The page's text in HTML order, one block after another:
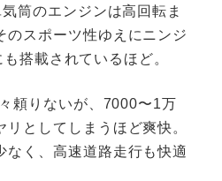
筒のエンジンは高回転ま
のスポーツ性ゆえにニンジ
搭載されているほど。
頼りないが、7000〜1万
としてしまうほど爽快。
なく、高速道路走行も快適